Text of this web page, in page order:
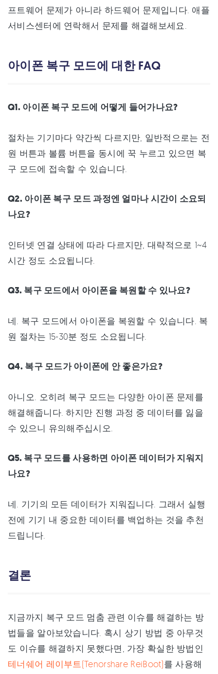
프트웨어 문제가 아니라 하드웨어 문제입니다. 애플
서비스센터에 연락해서 문제를 해결해보세요.
아이폰 복구 모드에 대한 FAQ
Q1. 아이폰 복구 모드에 어떻게 들어가나요?
절차는 기기마다 약간씩 다르지만, 일반적으로는 전
원 버튼과 볼륨 버튼을 동시에 꾹 누르고 있으면 복
구 모드에 접속할 수 있습니다.
Q2. 아이폰 복구 모드 과정엔 얼마나 시간이 소요되
나요?
인터넷 연결 상태에 따라 다르지만, 대략적으로 1~4
시간 정도 소요됩니다.
Q3. 복구 모드에서 아이폰을 복원할 수 있나요?
네. 복구 모드에서 아이폰을 복원할 수 있습니다. 복
원 절차는 15-30분 정도 소요됩니다.
Q4. 복구 모드가 아이폰에 안 좋은가요?
아니오. 오히려 복구 모드는 다양한 아이폰 문제를
해결해줍니다. 하지만 진행 과정 중 데이터를 잃을
수 있으니 유의해주십시오.
Q5. 복구 모드를 사용하면 아이폰 데이터가 지워지
나요?
네. 기기의 모든 데이터가 지워집니다. 그래서 실행
전에 기기 내 중요한 데이터를 백업하는 것을 추천
드립니다.
결론
지금까지 복구 모드 멈춤 관련 이슈를 해결하는 방
법들을 알아보았습니다. 혹시 상기 방법 중 아무것
도 이슈를 해결하지 못했다면, 가장 확실한 방법인
테너쉐어 레이부트(Tenorshare ReiBoot)를 사용해